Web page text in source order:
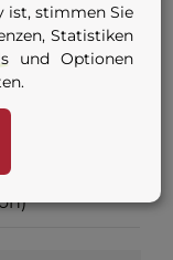
— siehe
Tabelle
4 (je nach
ist, stimmen Sie
Statistiken
und Optionen